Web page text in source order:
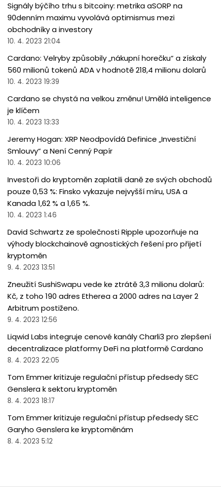
Signály býčího trhu s bitcoiny: metrika aSORP na
90denním maximu vyvolává optimismus mezi
obchodníky a investory
10. 4. 2023 21:04
Cardano: Velryby způsobily „nákupní horečku“ a získaly
560 milionů tokenů ADA v hodnotě 218,4 milionu dolarů
10. 4. 2023 19:39
Cardano se chystá na velkou změnu! Umělá inteligence
je klíčem
10. 4. 2023 13:33
Jeremy Hogan: XRP Neodpovídá Definice „Investiční
Smlouvy“ a Není Cenný Papír
10. 4. 2023 10:06
Investoři do kryptoměn zaplatili daně ze svých obchodů
pouze 0,53 %: Finsko vykazuje nejvyšší míru, USA a
Kanada 1,62 % a 1,65 %.
10. 4. 2023 1:46
David Schwartz ze společnosti Ripple upozorňuje na
výhody blockchainově agnostických řešení pro přijetí
kryptoměn
9. 4. 2023 13:51
Zneužití SushiSwapu vede ke ztrátě 3,3 milionu dolarů:
Kč, z toho 190 adres Etherea a 2000 adres na Layer 2
Arbitrum postiženo.
9. 4. 2023 12:56
Liqwid Labs integruje cenové kanály Charli3 pro zlepšení
decentralizace platformy DeFi na platformě Cardano
8. 4. 2023 22:05
Tom Emmer kritizuje regulační přístup předsedy SEC
Genslera k sektoru kryptoměn
8. 4. 2023 18:17
Tom Emmer kritizuje regulační přístup předsedy SEC
Garyho Genslera ke kryptoměnám
8. 4. 2023 5:12